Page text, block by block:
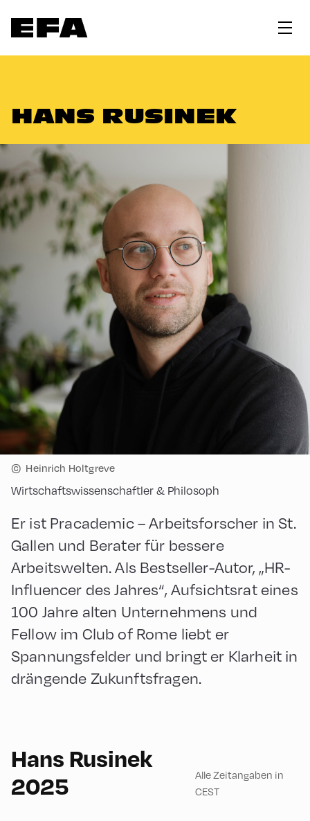
HANS RUSINEK
© Heinrich Holtgreve
Wirtschaftswissenschaftler & Philosoph
Er ist Pracademic – Arbeitsforscher in St.
Gallen und Berater für bessere
Arbeitswelten. Als Bestseller-Autor, „HR-
Influencer des Jahres“, Aufsichtsrat eines
100 Jahre alten Unternehmens und
Fellow im Club of Rome liebt er
Spannungsfelder und bringt er Klarheit in
drängende Zukunftsfragen.
Hans Rusinek
2025
Alle Zeitangaben in
CEST